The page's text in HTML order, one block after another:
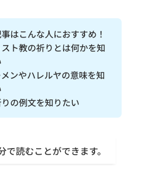
はこんな人におすすめ！
スト教の祈りとは何かを知
メンやハレルヤの意味を知
りの例文を知りたい
で読むことができます。